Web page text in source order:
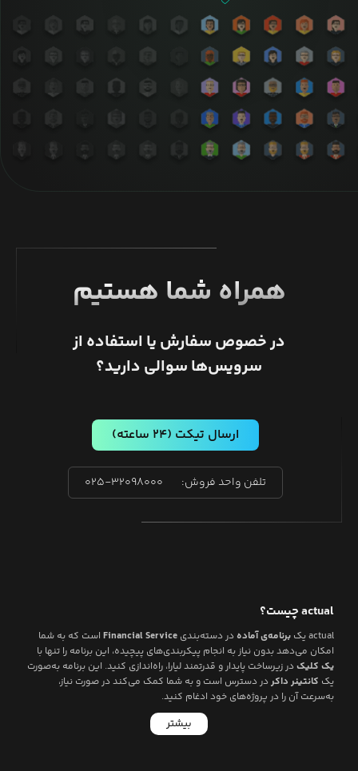
همراه شما هستیم
در خصوص سفارش یا استفاده از
سرویس‌ها سوالی دارید؟
ارسال تیکت (۲۴ ساعته)
تلفن واحد فروش: ۰۲۵-۳۲۰۹۸۰۰۰
actualچیست؟
actualیک برنامه‌ی آمادهدر دسته‌بندی Financial Service است که به شما
امکان می‌دهد بدون نیاز به انجام پیکربندی‌های پیچیده، این برنامه را تنها با
یک کلیکدر زیرساخت پایدار و قدرتمند لیارا، راه‌اندازی کنید. این برنامه به‌صورت
یک کانتینر داکردر دسترس است و به شما کمک می‌کند در صورت نیاز،
به‌سرعت آن را در پروژه‌های خود ادغام کنید.
بیشتر